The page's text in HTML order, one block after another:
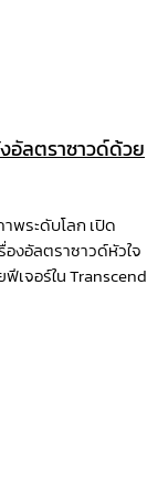
อัลตราซาวด์ด้วย
พระดับโลก เปิด
งอัลตราซาวด์หัวใจ
ฟีเจอร์ใน Transcend